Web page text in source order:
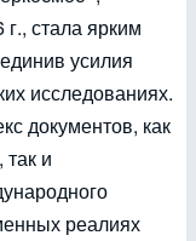
стала ярким
усилия
исследованиях.
документов, как
и
реалиях